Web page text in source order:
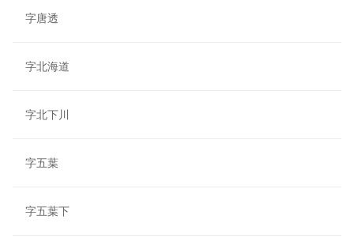
字唐透
字北海道
字北下川
字五葉
字五葉下